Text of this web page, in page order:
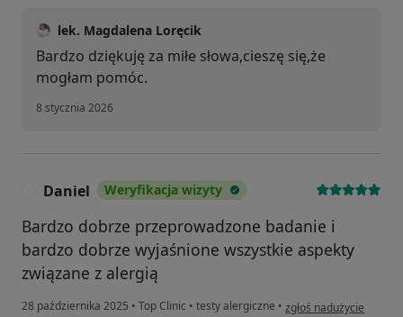
lek. Magdalena Loręcik
Bardzo dziękuję za miłe słowa,cieszę się,że
mogłam pomóc.
8 stycznia 2026
Daniel Weryfikacja wizyty
Bardzo dobrze przeprowadzone badanie i
bardzo dobrze wyjaśnione wszystkie aspekty
związane z alergią
28 października 2025 • Top Clinic • testy alergiczne • w opinii użytkownika
zgłoś nadużycie